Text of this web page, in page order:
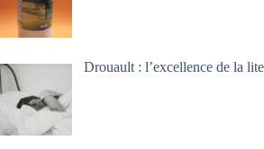
Drouault : l’excellence de la